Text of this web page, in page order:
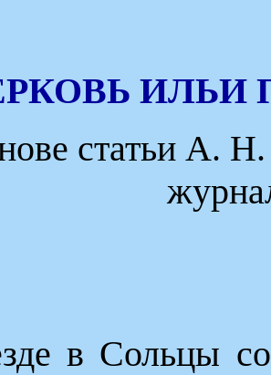
ИЛЬИ
статьи А.
в Сольцы